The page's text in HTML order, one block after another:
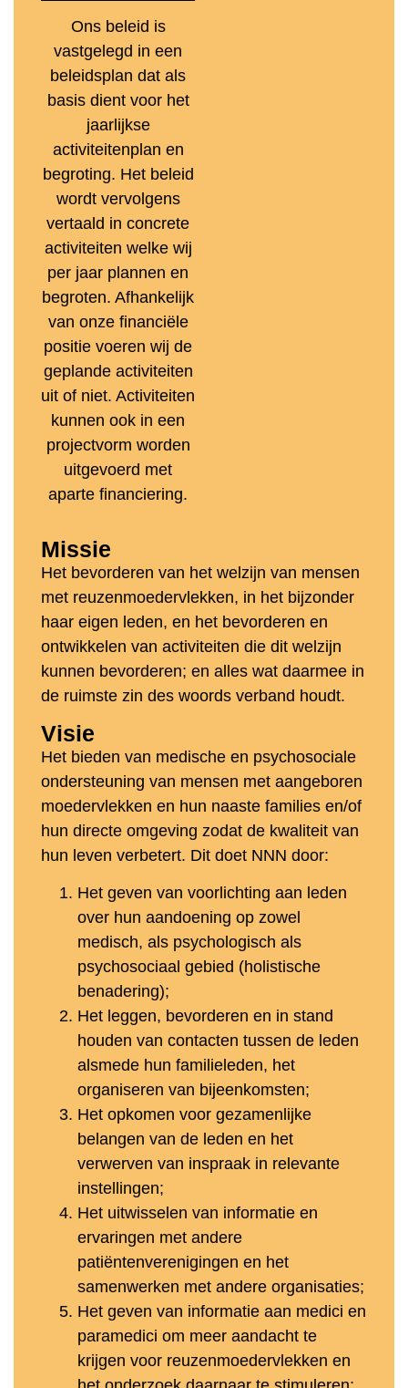
Ons beleid is
vastgelegd in een
beleidsplan dat als
basis dient voor het
jaarlijkse
activiteitenplan en
begroting. Het beleid
wordt vervolgens
vertaald in concrete
activiteiten welke wij
per jaar plannen en
begroten. Afhankelijk
van onze financiële
positie voeren wij de
geplande activiteiten
uit of niet. Activiteiten
kunnen ook in een
projectvorm worden
uitgevoerd met
aparte financiering.
Missie
Het bevorderen van het welzijn van mensen
met reuzenmoedervlekken, in het bijzonder
haar eigen leden, en het bevorderen en
ontwikkelen van activiteiten die dit welzijn
kunnen bevorderen; en alles wat daarmee in
de ruimste zin des woords verband houdt.
Visie
Het bieden van medische en psychosociale
ondersteuning van mensen met aangeboren
moedervlekken en hun naaste families en/of
hun directe omgeving zodat de kwaliteit van
hun leven verbetert. Dit doet NNN door:
Het geven van voorlichting aan leden
over hun aandoening op zowel
medisch, als psychologisch als
psychosociaal gebied (holistische
benadering);
Het leggen, bevorderen en in stand
houden van contacten tussen de leden
alsmede hun familieleden, het
organiseren van bijeenkomsten;
Het opkomen voor gezamenlijke
belangen van de leden en het
verwerven van inspraak in relevante
instellingen;
Het uitwisselen van informatie en
ervaringen met andere
patiëntenverenigingen en het
samenwerken met andere organisaties;
Het geven van informatie aan medici en
paramedici om meer aandacht te
krijgen voor reuzenmoedervlekken en